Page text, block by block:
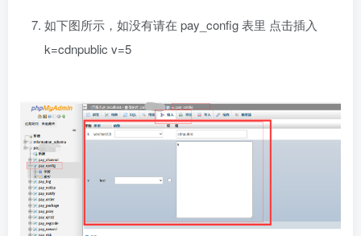
如下图所示，如没有请在 pay_config 表里 点击插入
k=cdnpublic v=5